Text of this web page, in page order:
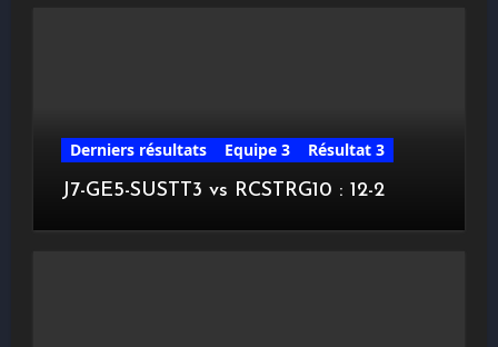
Derniers résultats Equipe 3
Résultat 3
J7-GE5-SUSTT3 vs RCSTRG10 : 12-2